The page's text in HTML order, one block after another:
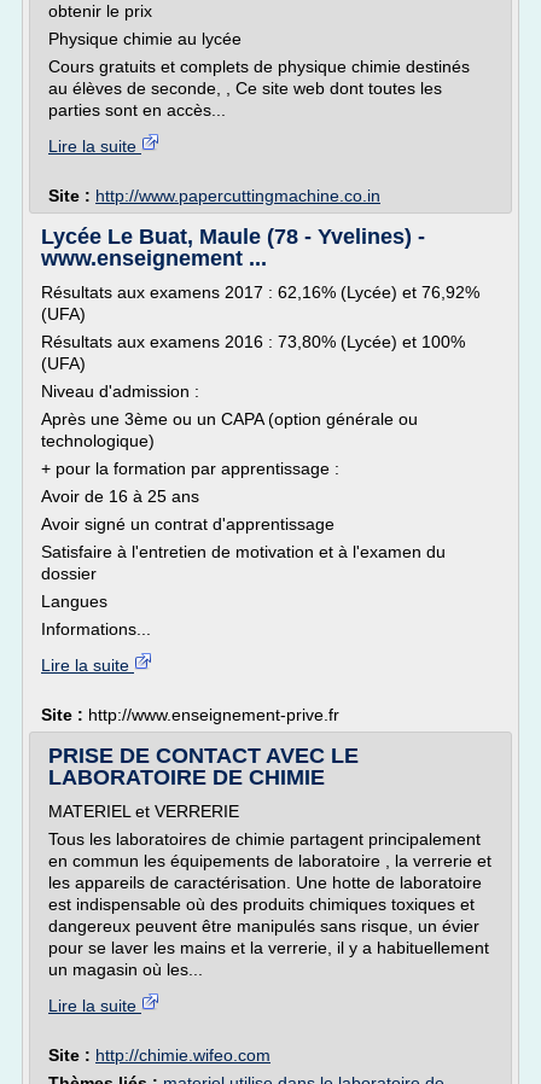
obtenir le prix
Physique chimie au lycée
Cours gratuits et complets de physique chimie destinés
au élèves de seconde, , Ce site web dont toutes les
parties sont en accès...
Lire la suite
Site : http://www.papercuttingmachine.co.in
Lycée Le Buat, Maule (78 - Yvelines) -
www.enseignement ...
Résultats aux examens 2017 : 62,16% (Lycée) et 76,92%
(UFA)
Résultats aux examens 2016 : 73,80% (Lycée) et 100%
(UFA)
Niveau d'admission :
Après une 3ème ou un CAPA (option générale ou
technologique)
+ pour la formation par apprentissage :
Avoir de 16 à 25 ans
Avoir signé un contrat d'apprentissage
Satisfaire à l'entretien de motivation et à l'examen du
dossier
Langues
Informations...
Lire la suite
Site : http://www.enseignement-prive.fr
PRISE DE CONTACT AVEC LE
LABORATOIRE DE CHIMIE
MATERIEL et VERRERIE
Tous les laboratoires de chimie partagent principalement
en commun les équipements de laboratoire , la verrerie et
les appareils de caractérisation. Une hotte de laboratoire
est indispensable où des produits chimiques toxiques et
dangereux peuvent être manipulés sans risque, un évier
pour se laver les mains et la verrerie, il y a habituellement
un magasin où les...
Lire la suite
Site : http://chimie.wifeo.com